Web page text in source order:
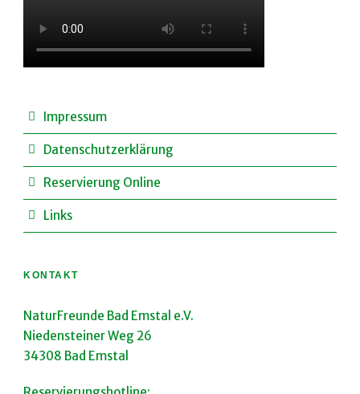
Impressum
Datenschutzerklärung
Reservierung Online
Links
KONTAKT
NaturFreunde Bad Emstal e.V.
Niedensteiner Weg 26
34308 Bad Emstal